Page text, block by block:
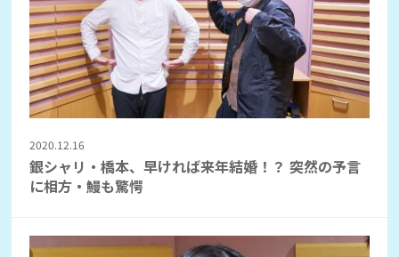
2020.12.16
銀シャリ・橋本、早ければ来年結婚！？ 突然の予言
に相方・鰻も驚愕